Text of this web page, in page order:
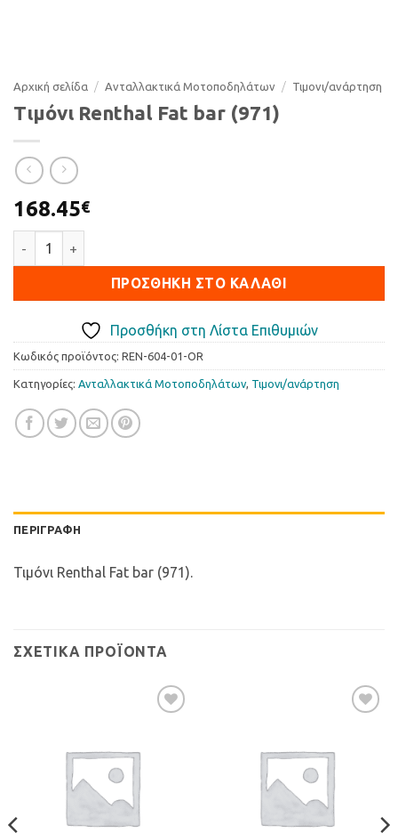
Αρχική σελίδα / Ανταλλακτικά Μοτοποδηλάτων / Τιµονι/ανάρτηση
Τιμόνι Renthal Fat bar (971)
168.45€
ΠΡΟΣΘΉΚΗ ΣΤΟ ΚΑΛΆΘΙ
Προσθήκη στη Λίστα Επιθυμιών
Κωδικός προϊόντος: REN-604-01-OR
Κατηγορίες: Ανταλλακτικά Μοτοποδηλάτων, Τιµονι/ανάρτηση
ΠΕΡΙΓΡΑΦΉ
Τιμόνι Renthal Fat bar (971).
ΣΧΕΤΙΚΆ ΠΡΟΪΌΝΤΑ
Επιθυμιών
Επιθυμιών